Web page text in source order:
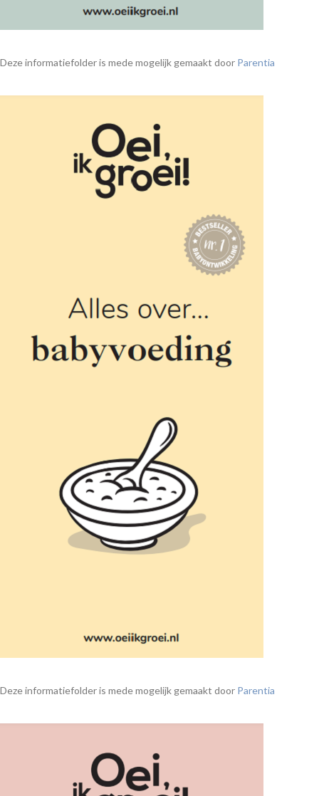
Deze informatiefolder is mede mogelijk gemaakt door Parentia
Deze informatiefolder is mede mogelijk gemaakt door Parentia